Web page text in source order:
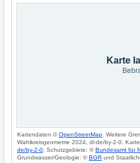
Karte
Kartendaten ©OpenStreetMap . Weitere
Wahlkreisgeometrie 2024, dl-de/by-2-0.
de/by-2-0; Schutzgebiete: ©Bundesamt für
Grundwasser/Geologie: ©BGR und